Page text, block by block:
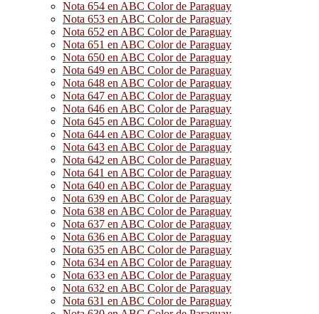
Nota 654 en ABC Color de Paraguay
Nota 653 en ABC Color de Paraguay
Nota 652 en ABC Color de Paraguay
Nota 651 en ABC Color de Paraguay
Nota 650 en ABC Color de Paraguay
Nota 649 en ABC Color de Paraguay
Nota 648 en ABC Color de Paraguay
Nota 647 en ABC Color de Paraguay
Nota 646 en ABC Color de Paraguay
Nota 645 en ABC Color de Paraguay
Nota 644 en ABC Color de Paraguay
Nota 643 en ABC Color de Paraguay
Nota 642 en ABC Color de Paraguay
Nota 641 en ABC Color de Paraguay
Nota 640 en ABC Color de Paraguay
Nota 639 en ABC Color de Paraguay
Nota 638 en ABC Color de Paraguay
Nota 637 en ABC Color de Paraguay
Nota 636 en ABC Color de Paraguay
Nota 635 en ABC Color de Paraguay
Nota 634 en ABC Color de Paraguay
Nota 633 en ABC Color de Paraguay
Nota 632 en ABC Color de Paraguay
Nota 631 en ABC Color de Paraguay